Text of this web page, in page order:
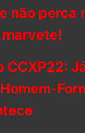
não perca
CCXP22: